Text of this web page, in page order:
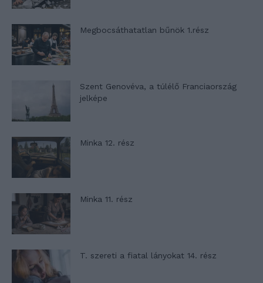
Megbocsáthatatlan bűnök 1.rész
Szent Genovéva, a túlélő Franciaország
jelképe
Minka 12. rész
Minka 11. rész
T. szereti a fiatal lányokat 14. rész